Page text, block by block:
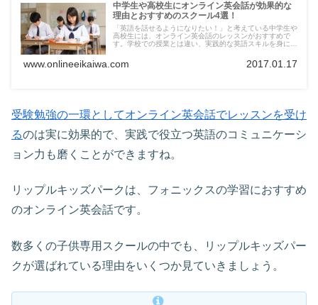
中学生や高校生にオンライン英会話が効果的な
理由とおすすめのスクール4選！
「英語を話せるようになりたい！」と考えている中学生や
高校生には、オンライン英会話のレッスンがおすすめで
す。学校での授業とは違い、実践的な英語スキルを身に付
イン英会話スクールを3つまとめてみました。
www.onlineeikaiwa.com 2017.01.17
受験勉強の一環としてオンライン英会話でレッスンを受け
るのは実に効果的で、実践で役立つ英語のコミュニケーシ
ョン力も磨くことができますね。
リップルキッズパークは、フォニックスの学習におすすめ
のオンライン英会話です。
数多くの子供専用スクールの中でも、リップルキッズパー
クが選ばれている理由をいくつか見ていきましょう。